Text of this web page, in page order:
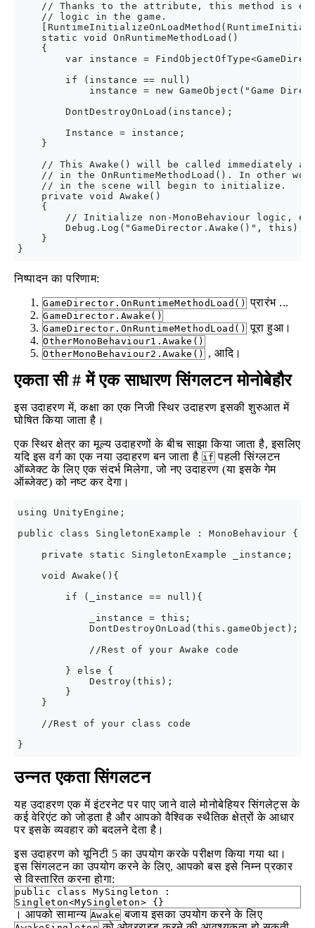
// Thanks to the attribute, this method is
    // logic in the game.
    static void OnRuntimeMethodLoad()
    {
var instance =
        if (instance == null)
instance = new GameObject("Game
        DontDestroyOnLoad(instance);
        Instance = instance;
    }
// This Awake() will be called immediately
// in the OnRuntimeMethodLoad(). In other
    // in the scene will begin to initialize.
    private void Awake()
    {
// Initialize non-MonoBehaviour logic,
        Debug.Log("GameDirector.Awake()", this);
    }
निष्पादन का परिणाम:
GameDirector.OnRuntimeMethodLoad() प्रारंभ ...
GameDirector.Awake()
GameDirector.OnRuntimeMethodLoad() पूरा हुआ।
OtherMonoBehaviour1.Awake()
OtherMonoBehaviour2.Awake()
, आदि।
एकता सी # में एक साधारण सिंगलटन मोनोबेहौर
इस उदाहरण में, कक्षा का एक निजी स्थिर उदाहरण इसकी शुरुआत में
घोषित किया जाता है।
एक स्थिर क्षेत्र का मूल्य उदाहरणों के बीच साझा किया जाता है, इसलिए
यदि इस वर्ग का एक नया उदाहरण बन जाता है if पहली सिंग्लटन
ऑब्जेक्ट के लिए एक संदर्भ मिलेगा, जो नए उदाहरण (या इसके गेम
ऑब्जेक्ट) को नष्ट कर देगा।
using UnityEngine;
public class SingletonExample : MonoBehaviour {
    private static SingletonExample _instance;
    void Awake(){
        if (_instance == null){
            _instance = this;
            DontDestroyOnLoad(this.gameObject);
            //Rest of your Awake code
        } else {
            Destroy(this);
        }
    }
    //Rest of your class code
उन्नत एकता सिंगलटन
यह उदाहरण एक में इंटरनेट पर पाए जाने वाले मोनोबेहियर सिंगलेट्स के
कई वेरिएंट को जोड़ता है और आपको वैश्विक स्थैतिक क्षेत्रों के आधार
पर इसके व्यवहार को बदलने देता है।
इस उदाहरण को यूनिटी 5 का उपयोग करके परीक्षण किया गया था।
इस सिंगलटन का उपयोग करने के लिए, आपको बस इसे निम्न प्रकार
से विस्तारित करना होगा:
public class MySingleton :
Singleton<MySingleton> {}
। आपको सामान्य Awake बजाय इसका उपयोग करने के लिए